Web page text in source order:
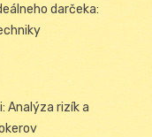
darčeka:
Analýza rizík a